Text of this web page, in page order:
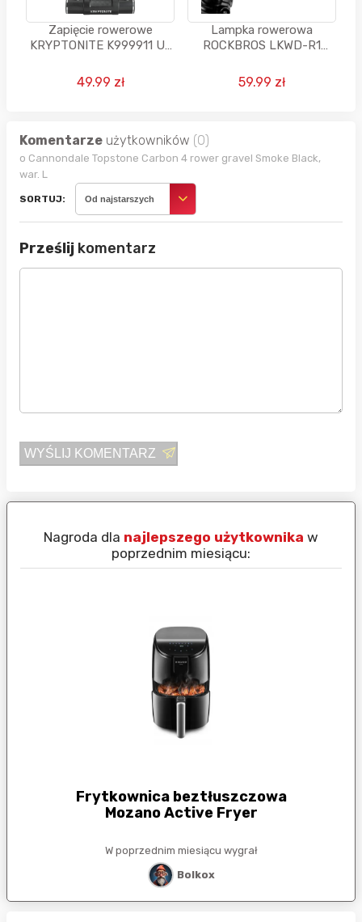
Zapięcie rowerowe
KRYPTONITE K999911 U-
49.99 zł
Lampka rowerowa
ROCKBROS LKWD-R1
59.99 zł
Komentarze użytkowników (0)
o Cannondale Topstone Carbon 4 rower gravel Smoke Black,
war. L
SORTUJ: Od najstarszych
Prześlij komentarz
WYŚLIJ KOMENTARZ
Nagroda dla najlepszego użytkownika w
poprzednim miesiącu:
Frytkownica beztłuszczowa
Mozano Active Fryer
W poprzednim miesiącu wygrał
Bolkox